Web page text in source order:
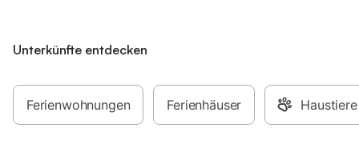
Unterkünfte entdecken
Ferienwohnungen Ferienhäuser